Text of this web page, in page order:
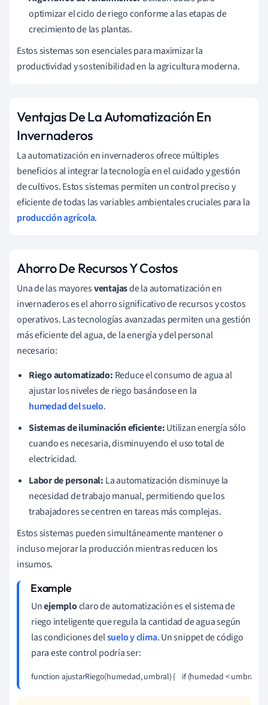
optimizar el ciclo de riego conforme a las etapas de
crecimiento de las plantas.
Estos sistemas son esenciales para maximizar la
productividad y sostenibilidad en la agricultura moderna.
Ventajas De La Automatización En
Invernaderos
La automatización en invernaderos ofrece múltiples
beneficios al integrar la tecnología en el cuidado y gestión
de cultivos. Estos sistemas permiten un control preciso y
eficiente de todas las variables ambientales cruciales para la
producción agrícola.
Ahorro De Recursos Y Costos
Una de las mayoresventajasde la automatización en
invernaderos es el ahorro significativo de recursos y costos
operativos. Las tecnologías avanzadas permiten una gestión
más eficiente del agua, de la energía y del personal
necesario:
Riego automatizado: Reduce el consumo de agua al
ajustar los niveles de riego basándose en la
humedad del suelo.
Sistemas de iluminación eficiente:Utilizan energía sólo
cuando es necesaria, disminuyendo el uso total de
electricidad.
Labor de personal: La automatización disminuye la
necesidad de trabajo manual, permitiendo que los
trabajadores se centren en tareas más complejas.
Estos sistemas pueden simultáneamente mantener o
incluso mejorar la producción mientras reducen los
insumos.
Unejemploclaro de automatización es el sistema de
riego inteligente que regula la cantidad de agua según
las condiciones delsuelo y clima. Un snippet de código
para este control podría ser:
function ajustarRiego(humedad, umbral) {    if (humedad < umbral) {